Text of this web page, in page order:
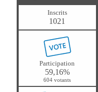
Inscrits
1021
Participation
59,16%
604 votants